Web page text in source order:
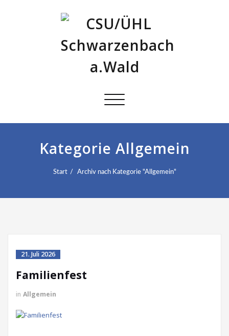
Schalte
Kategorie Allgemein
Start Archiv nach Kategorie "Allgemein"
21. Juli 2026
Familienfest
in Allgemein